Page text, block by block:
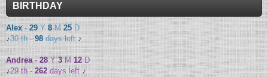
BIRTHDAY
Alex-29Y8M25D
♪30 th -98days left♪
Andrea-28Y3M12D
♪29 th -262days left♪